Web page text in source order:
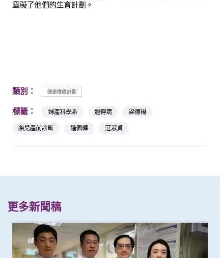
窒礙了他們的生育計劃。
類別： 健康推廣計劃
標籤： 婦產科學系 遺傳病
梁德楊
胎兒產前診斷
鍾佩樺 莊淑貞
更多新聞稿